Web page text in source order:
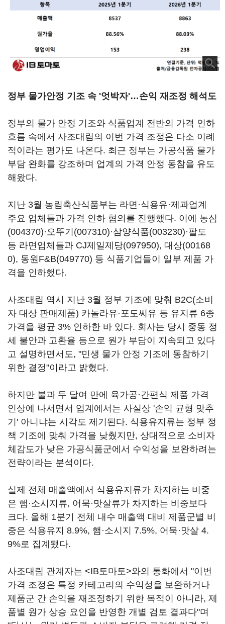
정부 물가안정 기조 속 '엇박자'…손익 재조정 해석도
정부의 물가 안정 기조와 식품업계 전반의 가격 인하
흐름 속에서 사조대림의 이번 가격 조정은 다소 이례
적이라는 평가도 나온다. 최근 정부는 가공식품 물가
부담 완화를 강조하며 업계의 가격 안정 동참을 유도
해왔다.
지난 3월 농림축산식품부는 라면·식용유·제과업계
주요 업체들과 가격 인하 협의를 진행했다. 이에 농심
(004370)·오뚜기(007310)·삼양식품(003230)·팔도
등 라면업체들과 CJ제일제당(097950), 대상(00168
0), 동원F&B(049770) 등 식품기업들이 일부 제품 가
격을 인하했다.
사조대림 역시 지난 3월 정부 기조에 맞춰 B2C(소비
자 대상 판매제품) 카놀라유·포도씨유 등 유지류 6종
가격을 평균 3% 인하한 바 있다. 회사는 당시 중동 정
세 불안과 고환율 등으로 원가 부담이 지속되고 있다
고 설명하면서도, "민생 물가 안정 기조에 동참하기
위한 결정"이라고 밝혔다.
하지만 불과 두 달여 만에 육가공·간편식 제품 가격
인상에 나서면서 업계에서는 사실상 '손익 균형 맞추
기' 아니냐는 시각도 제기된다. 식용유지류는 정부 정
책 기조에 맞춰 가격을 낮췄지만, 상대적으로 소비자
체감도가 낮은 가공식품군에서 수익성을 보완하려는
전략이라는 분석이다.
실제 전체 매출액에서 식용유지류가 차지하는 비중
은 햄·소시지류, 어묵·맛살류가 차지하는 비중보다
크다. 올해 1분기 전체 내수 매출액 대비 제품군별 비
중은 식용유지 8.9%, 햄·소시지 7.5%, 어묵·맛살 4.
9%로 집계됐다.
사조대림 관계자는 <IB토마토>와의 통화에서 "이번
가격 조정은 특정 카테고리의 수익성을 보완하거나
제품군 간 손익을 재조정하기 위한 목적이 아니라, 제
품별 원가 상승 요인을 반영한 개별 검토 결과다"며